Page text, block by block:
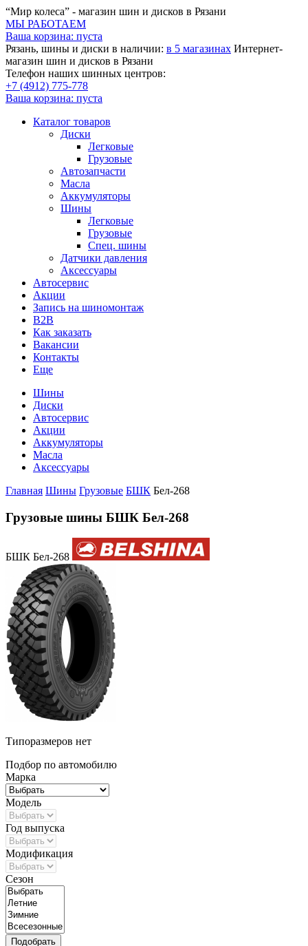
“Мир колеса” - магазин шин и дисков в Рязани
МЫ РАБОТАЕМ
Ваша корзина: пуста
Рязань, шины и диски в наличии: в 5 магазинах Интернет-
магазин шин и дисков в Рязани
Телефон наших шинных центров:
+7 (4912) 775-778
Ваша корзина: пуста
Каталог товаров
Диски
Легковые
Грузовые
Автозапчасти
Масла
Аккумуляторы
Шины
Легковые
Грузовые
Спец. шины
Датчики давления
Аксессуары
Автосервис
Акции
Запись на шиномонтаж
B2B
Как заказать
Вакансии
Контакты
Еще
Шины
Диски
Автосервис
Акции
Аккумуляторы
Масла
Аксессуары
Главная Шины Грузовые БШК Бел-268
Грузовые шины БШК Бел-268
БШК Бел-268
Типоразмеров нет
Подбор по автомобилю
Марка
Модель
Год выпуска
Модификация
Сезон